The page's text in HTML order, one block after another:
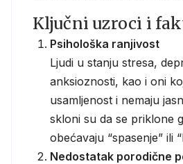
Ključni uzroci i
Psihološka ranjivost
Ljudi u stanju stresa,
anksioznosti, kao i oni
usamljenost i nemaju
skloni su da se priklone
obećavaju “spasenje” ili
Nedostatak porodične